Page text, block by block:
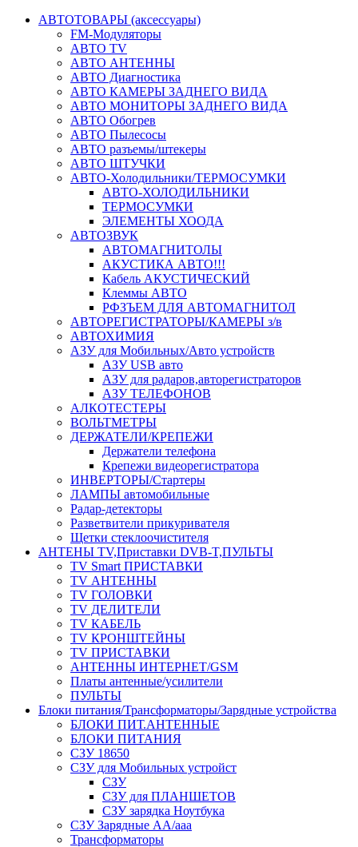
АВТОТОВАРЫ (аксессуары)
FM-Модуляторы
АВТО TV
АВТО АНТЕННЫ
АВТО Диагностика
АВТО КАМЕРЫ ЗАДНЕГО ВИДА
АВТО МОНИТОРЫ ЗАДНЕГО ВИДА
АВТО Обогрев
АВТО Пылесосы
АВТО разъемы/штекеры
АВТО ШТУЧКИ
АВТО-Холодильники/ТЕРМОСУМКИ
АВТО-ХОЛОДИЛЬНИКИ
ТЕРМОСУМКИ
ЭЛЕМЕНТЫ ХООДА
АВТОЗВУК
АВТОМАГНИТОЛЫ
АКУСТИКА АВТО!!!
Кабель АКУСТИЧЕСКИЙ
Клеммы АВТО
РФЗЪЕМ ДЛЯ АВТОМАГНИТОЛ
АВТОРЕГИСТРАТОРЫ/КАМЕРЫ з/в
АВТОХИМИЯ
АЗУ для Мобильных/Авто устройств
АЗУ USB авто
АЗУ для радаров,авторегистраторов
АЗУ ТЕЛЕФОНОВ
АЛКОТЕСТЕРЫ
ВОЛЬТМЕТРЫ
ДЕРЖАТЕЛИ/КРЕПЕЖИ
Держатели телефона
Крепежи видеорегистратора
ИНВЕРТОРЫ/Стартеры
ЛАМПЫ автомобильные
Радар-детекторы
Разветвители прикуривателя
Щетки стеклоочистителя
АНТЕНЫ ТV,Приставки DVB-T,ПУЛЬТЫ
TV Smart ПРИСТАВКИ
TV АНТЕННЫ
TV ГОЛОВКИ
TV ДЕЛИТЕЛИ
TV КАБЕЛЬ
TV КРОНШТЕЙНЫ
TV ПРИСТАВКИ
АНТЕННЫ ИНТЕРНЕТ/GSM
Платы антенные/усилители
ПУЛЬТЫ
Блоки питания/Трансформаторы/Зарядные устройства
БЛОКИ ПИТ.АНТЕННЫЕ
БЛОКИ ПИТАНИЯ
СЗУ 18650
СЗУ для Мобильных устройст
СЗУ
СЗУ для ПЛАНШЕТОВ
СЗУ зарядка Ноутбука
СЗУ Зарядные АА/ааа
Трансформаторы